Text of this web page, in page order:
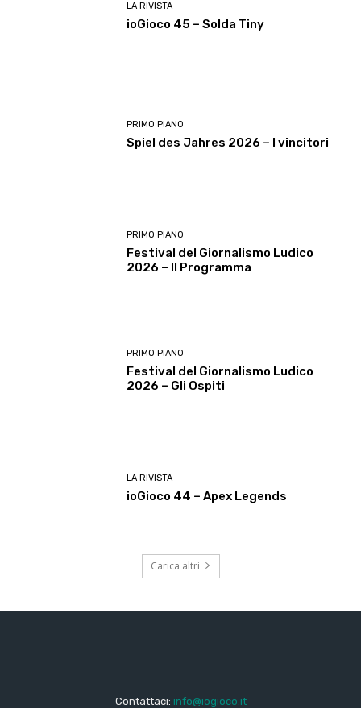
LA RIVISTA
ioGioco 45 – Solda Tiny
PRIMO PIANO
Spiel des Jahres 2026 – I vincitori
PRIMO PIANO
Festival del Giornalismo Ludico
2026 – Il Programma
PRIMO PIANO
Festival del Giornalismo Ludico
2026 – Gli Ospiti
LA RIVISTA
ioGioco 44 – Apex Legends
Carica altri
Contattaci: info@iogioco.it